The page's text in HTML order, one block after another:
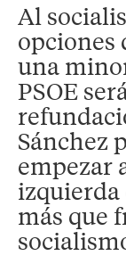
Al
opciones
una
PSOE
Sánchez
empezar
izquierda
más que